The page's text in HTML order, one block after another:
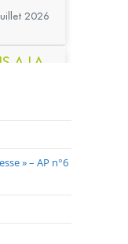
» – AP n°6